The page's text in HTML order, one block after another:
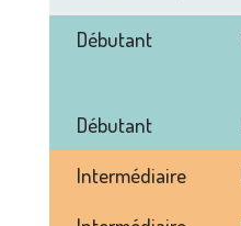
NIVEAU
Débutant
Débutant
Intermédiaire